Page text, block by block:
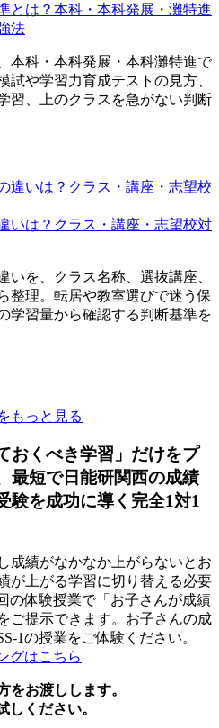
とは？本科・本科発展・灘特進
法
本科・本科発展・本科灘特進で
試や学習力育成テストの見方、
習、上のクラスを急がない判断
いは？クラス・講座・志望校対
いを、クラス名称、選抜講座、
整理。転居や教室選びで迷う保
学習量から確認する判断基準を
もっと見る
おくべき学習」だけをプ
最短で日能研関西の成績
験を成功に導く完全1対1
成績がなかなか上がらないとお
が上がる学習に切り替える必要
の体験授業で「お子さんが成績
ご提示できます。お子さんの成
1の授業をご体験ください。
グはこちら
をお渡しします。
しください。